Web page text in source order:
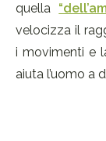
quella
velocizza il
i movimenti e
aiuta l’uomo a